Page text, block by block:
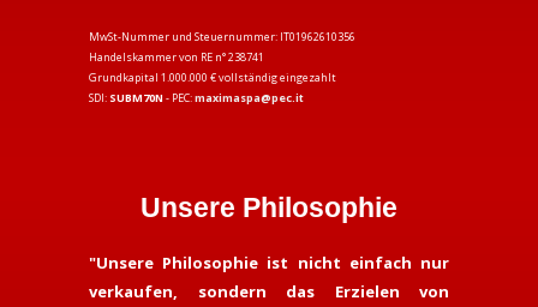
MwSt-Nummer und Steuernummer: IT01962610356
Handelskammer von RE n° 238741
Grundkapital 1.000.000 € vollständig eingezahlt
SDI: SUBM70N - PEC:maximaspa@pec.it
Unsere Philosophie
"Unsere Philosophie ist nicht einfach nur
verkaufen, sondern das Erzielen von